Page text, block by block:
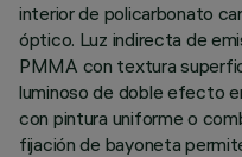
interior de policarbonato
óptico. Luz indirecta de
PMMA con textura
luminoso de doble efecto
con pintura uniforme o
fijación de bayoneta